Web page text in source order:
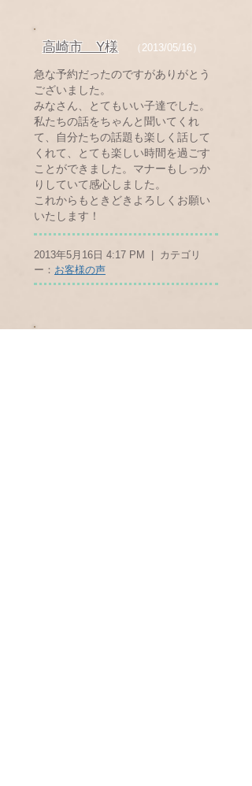
高崎市 Y様 （2013/05/16）
急な予約だったのですがありがとう
ございました。
みなさん、とてもいい子達でした。
私たちの話をちゃんと聞いてくれ
て、自分たちの話題も楽しく話して
くれて、とても楽しい時間を過ごす
ことができました。マナーもしっか
りしていて感心しました。
これからもときどきよろしくお願い
いたします！
2013年5月16日 4:17 PM | カテゴリ
ー： お客様の声